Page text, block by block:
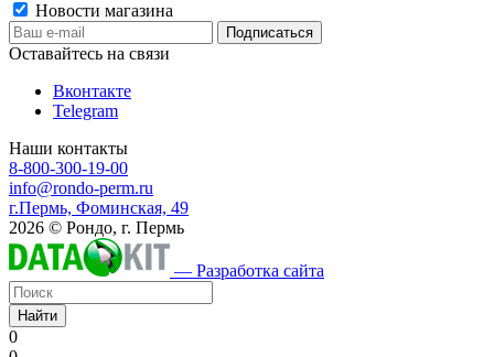
Новости магазина
Оставайтесь на связи
Вконтакте
Telegram
Наши контакты
8-800-300-19-00
info@rondo-perm.ru
г.Пермь, Фоминская, 49
2026 © Рондо, г. Пермь
— Разработка сайта
Найти
0